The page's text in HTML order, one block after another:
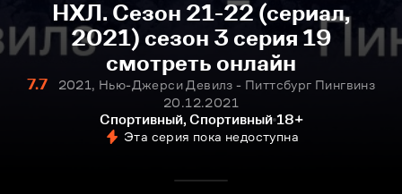
НХЛ. Сезон 21-22 (сериал,
2021) сезон 3 серия 19
смотреть онлайн
7.7
2021, Нью-Джерси Девилз - Питтсбург Пингвинз
20.12.2021
Спортивный, Спортивный 18+
Эта серия пока недоступна